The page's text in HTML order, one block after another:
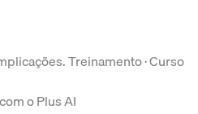
Treinamento · Curso
o Plus AI